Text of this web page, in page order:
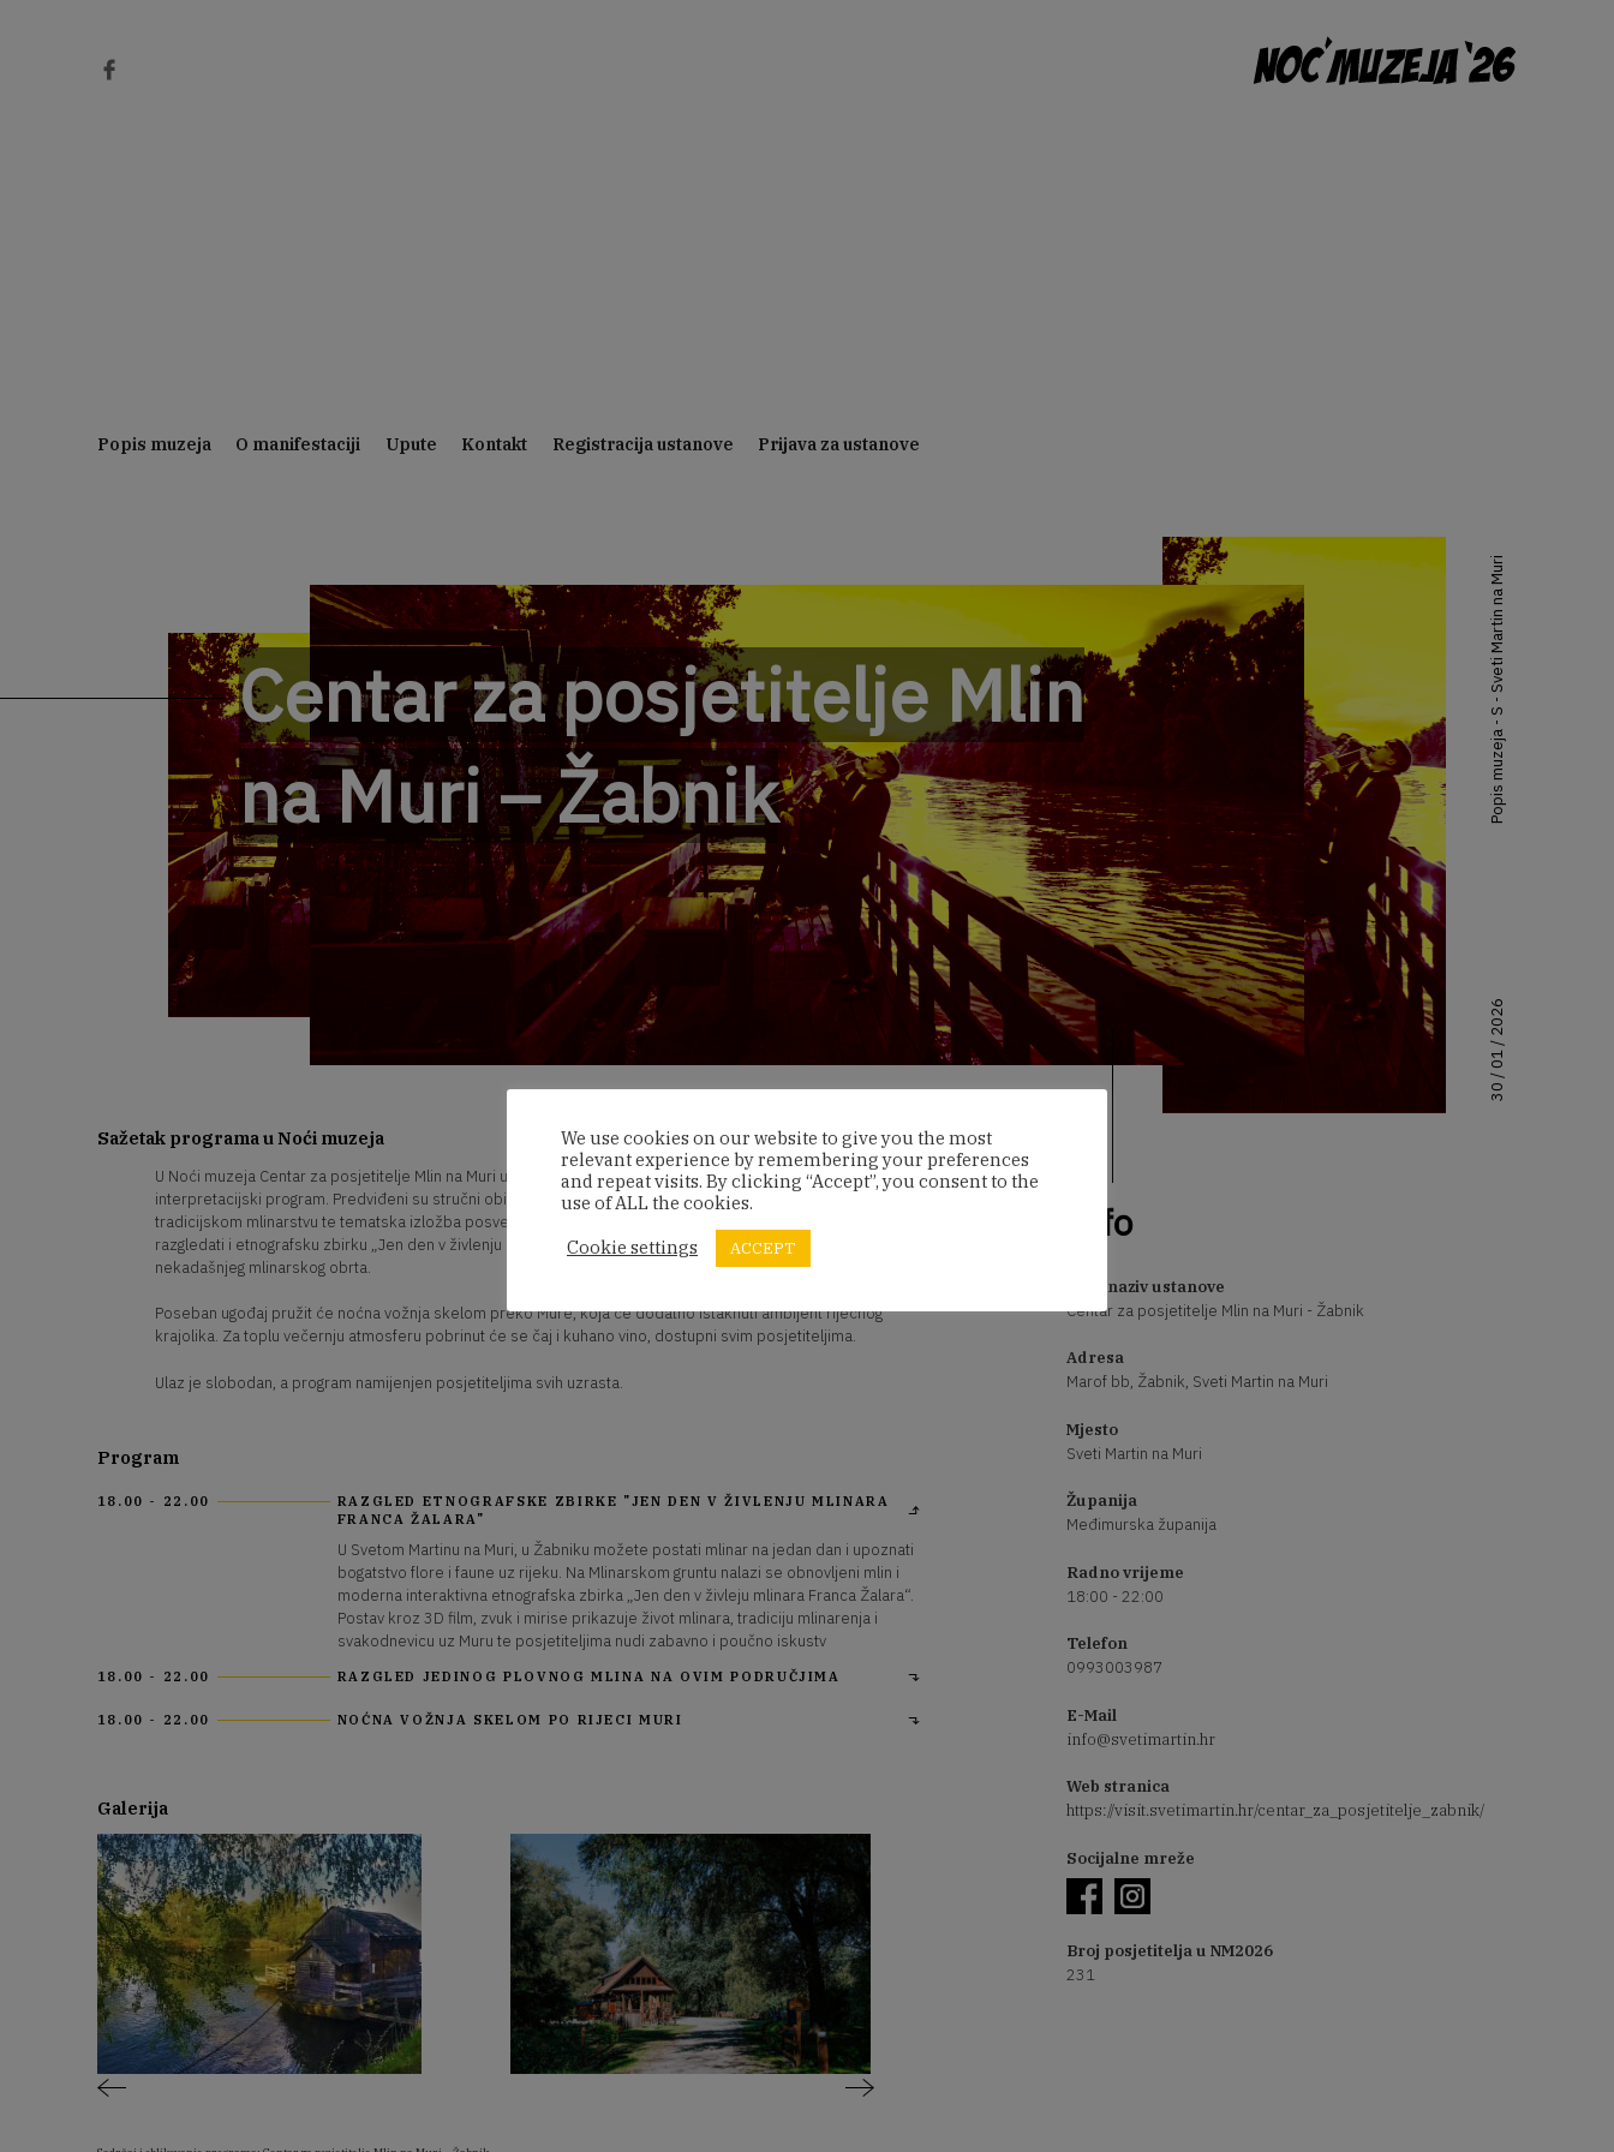
Popis muzeja O manifestaciji Upute Kontakt Registracija ustanove Prijava za ustanove
Centar za posjetitelje Mlin
na Muri – Žabnik
30 / 01 / 2026
Popis muzeja - S - Sveti Martin na Muri
Sažetak programa u Noći muzeja
U Noći muzeja Centar za posjetitelje Mlin na Muri u Žabniku otvara vrata večernjim posjetiteljima uz bogat
interpretacijski program. Predviđeni su stručni obilazak drvenog riječnog mlina na Muri, prezentacije o
tradicijskom mlinarstvu te tematska izložba posvećena životu mlinara i povijesti mlina. Posjetitelji će moći
razgledati i etnografsku zbirku „Jen den v živlenju mlinara Franca Žalara“, koja prikazuje svakodnevicu
nekadašnjeg mlinarskog obrta.
Poseban ugođaj pružit će noćna vožnja skelom preko Mure, koja će dodatno istaknuti ambijent riječnog
krajolika. Za toplu večernju atmosferu pobrinut će se čaj i kuhano vino, dostupni svim posjetiteljima.
Ulaz je slobodan, a program namijenjen posjetiteljima svih uzrasta.
Program
18.00 - 22.00
RAZGLED ETNOGRAFSKE ZBIRKE "JEN DEN V ŽIVLENJU MLINARA
FRANCA ŽALARA"
U Svetom Martinu na Muri, u Žabniku možete postati mlinar na jedan dan i upoznati
bogatstvo flore i faune uz rijeku. Na Mlinarskom gruntu nalazi se obnovljeni mlin i
moderna interaktivna etnografska zbirka „Jen den v živleju mlinara Franca Žalara“.
Postav kroz 3D film, zvuk i mirise prikazuje život mlinara, tradiciju mlinarenja i
svakodnevicu uz Muru te posjetiteljima nudi zabavno i poučno iskustv
18.00 - 22.00 RAZGLED JEDINOG PLOVNOG MLINA NA OVIM PODRUČJIMA
18.00 - 22.00 NOĆNA VOŽNJA SKELOM PO RIJECI MURI
Galerija
Info
Puni naziv ustanove
Centar za posjetitelje Mlin na Muri - Žabnik
Adresa
Marof bb, Žabnik, Sveti Martin na Muri
Mjesto
Sveti Martin na Muri
Županija
Međimurska županija
Radno vrijeme
18:00 - 22:00
Telefon
0993003987
E-Mail
info@svetimartin.hr
Web stranica
https://visit.svetimartin.hr/centar_za_posjetitelje_zabnik/
Socijalne mreže
Broj posjetitelja u NM2026
231
We use cookies on our website to give you the most
relevant experience by remembering your preferences
and repeat visits. By clicking “Accept”, you consent to the
use of ALL the cookies.
Cookie settings
ACCEPT